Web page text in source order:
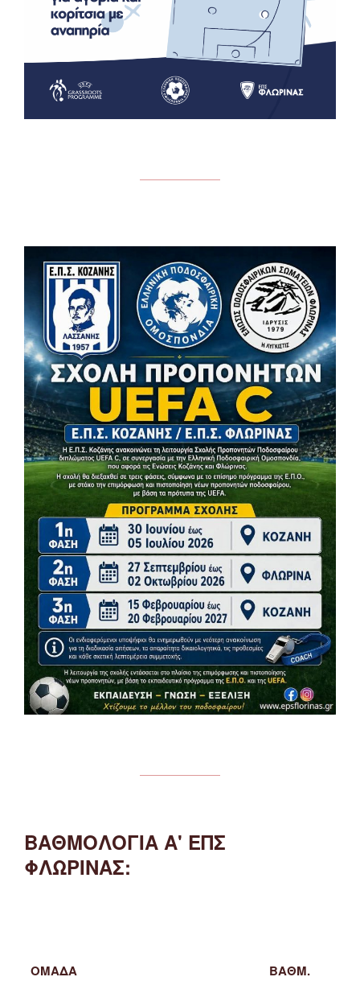
ΒΑΘΜΟΛΟΓΙΑ Α' ΕΠΣ
ΦΛΩΡΙΝΑΣ:
ΟΜΑΔΑ ΒΑΘΜ.